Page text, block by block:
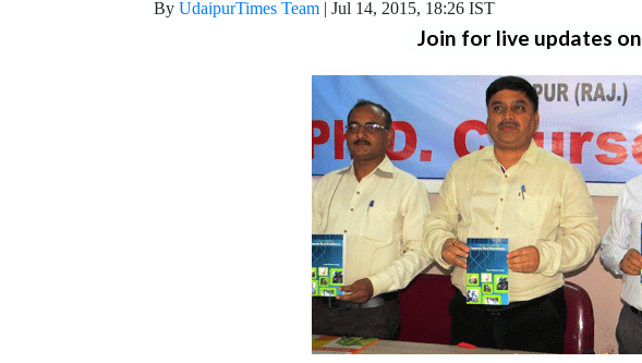
By UdaipurTimes Team | Jul 14, 2015, 18:26 IST
Join for live updates on